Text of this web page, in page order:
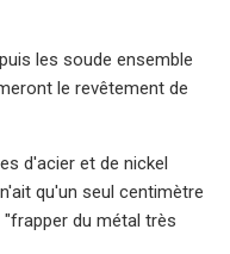
les soude ensemble
le revêtement de
d'acier et de nickel
qu'un seul centimètre
du métal très